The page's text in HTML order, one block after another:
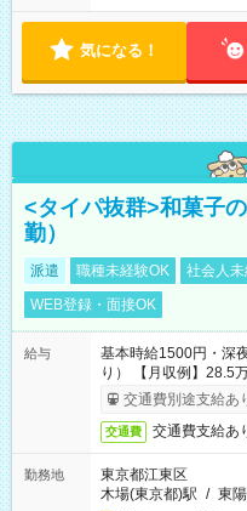
気になる！
<タイパ抜群>和菓子
勤）
派遣 職種未経験OK 社会人
WEB登録・面接OK
給与
基本時給1500円・深
り） 【月収例】28.5
合）交通費別途支給あ
交通費 交通費支給あ
勤務地
東京都江東区
木場(東京都)駅 / 東